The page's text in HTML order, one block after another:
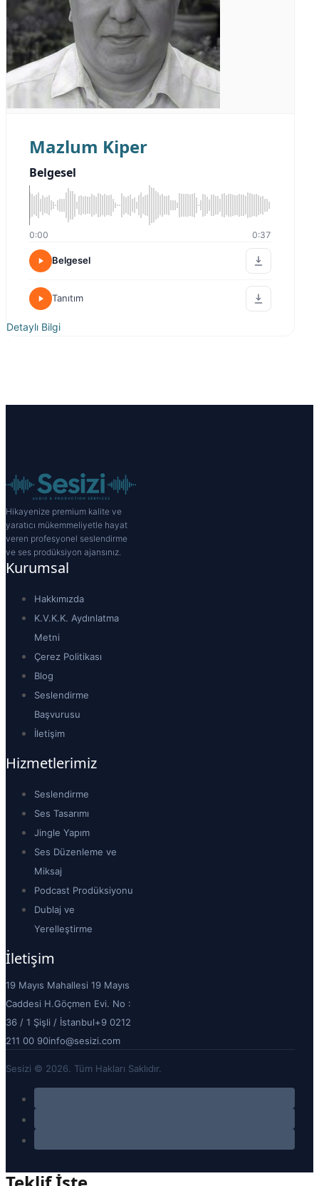
Mazlum Kiper
Belgesel
0:00 0:37
Belgesel
Tanıtım
Detaylı Bilgi
Hikayenize premium kalite ve
yaratıcı mükemmeliyetle hayat
veren profesyonel seslendirme
ve ses prodüksiyon ajansınız.
Kurumsal
Hakkımızda
K.V.K.K. Aydınlatma
Metni
Çerez Politikası
Blog
Seslendirme
Başvurusu
İletişim
Hizmetlerimiz
Seslendirme
Ses Tasarımı
Jingle Yapım
Ses Düzenleme ve
Miksaj
Podcast Prodüksiyonu
Dublaj ve
Yerelleştirme
İletişim
19 Mayıs Mahallesi 19 Mayıs
Caddesi H.Göçmen Evi. No :
36 / 1 Şişli / İstanbul+9 0212
211 00 90info@sesizi.com
Sesizi © 2026. Tüm Hakları Saklıdır.